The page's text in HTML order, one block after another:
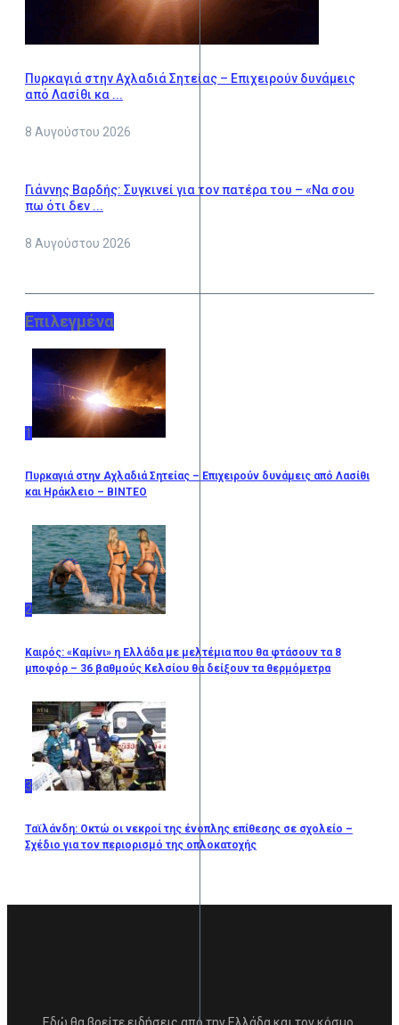
Πυρκαγιά στην Αχλαδιά Σητείας – Επιχειρούν δυνάμεις
από Λασίθι κα ...
8 Αυγούστου 2026
Γιάννης Βαρδής: Συγκινεί για τον πατέρα του – «Να σου
πω ότι δεν ...
8 Αυγούστου 2026
Επιλεγμένα
1
Πυρκαγιά στην Αχλαδιά Σητείας – Επιχειρούν δυνάμεις από Λασίθι
και Ηράκλειο – ΒΙΝΤΕΟ
2
Καιρός: «Καμίνι» η Ελλάδα με μελτέμια που θα φτάσουν τα 8
μποφόρ – 36 βαθμούς Κελσίου θα δείξουν τα θερμόμετρα
3
Ταϊλάνδη: Οκτώ οι νεκροί της ένοπλης επίθεσης σε σχολείο –
Σχέδιο για τον περιορισμό της οπλοκατοχής